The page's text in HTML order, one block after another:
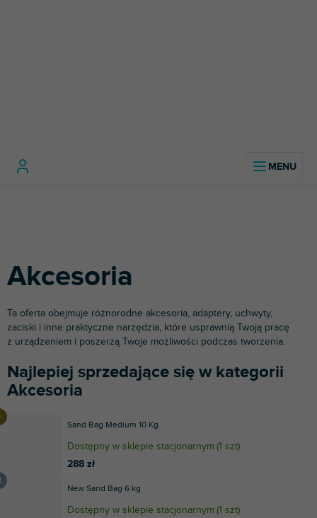
Akcesoria
Ta oferta obejmuje różnorodne akcesoria, adaptery, uchwyty,
zaciski i inne praktyczne narzędzia, które usprawnią Twoją pracę
z urządzeniem i poszerzą Twoje możliwości podczas tworzenia.
Najlepiej sprzedające się w kategorii
Akcesoria
Sand Bag Medium 10 Kg
Dostępny w sklepie stacjonarnym(1 szt)
288 zł
New Sand Bag 6 kg
Dostępny w sklepie stacjonarnym(1 szt)